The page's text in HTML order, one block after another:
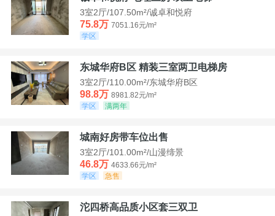
3室2厅/107.50m²/诚卓和悦府
75.8万 7051.16元/m²
学区
东城华府B区 精装三室两卫电梯房
3室2厅/110.00m²/东城华府B区
98.8万 8981.82元/m²
学区
满两年
城南好房带车位出售
3室2厅/101.00m²/山漫缔景
46.8万 4633.66元/m²
学区
急售
沱四桥高品质小区套三双卫